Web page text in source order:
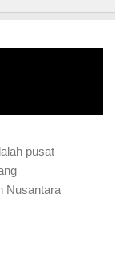
pusat
Nusantara